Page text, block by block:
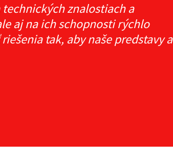
znalostiach a
aj na ich schopnosti rýchlo
tak, aby naše predstavy a